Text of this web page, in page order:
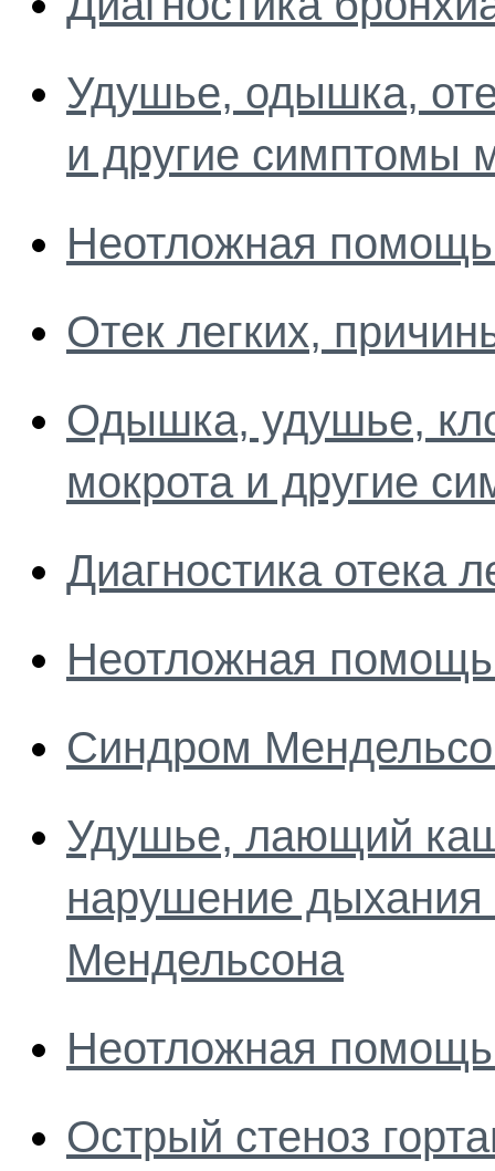
Удушье, одышка,
и другие симптомы
Неотложная
Отек легких,
Одышка, удушье,
мокрота и другие
Диагностика отека
Неотложная помощь
Синдром
Удушье, лающий
нарушение
Мендельсона
Неотложная
Острый стеноз